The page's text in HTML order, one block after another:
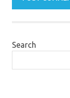
Search